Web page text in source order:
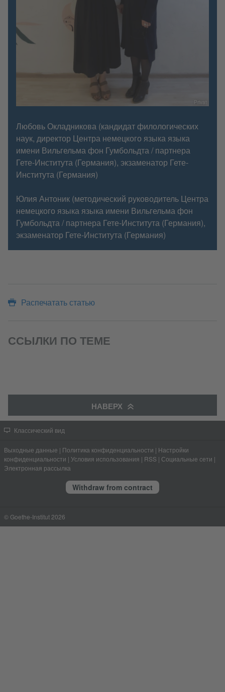
Privat
Любовь Окладникова (кандидат филологических
наук, директор Центра немецкого языка языка
имени Вильгельма фон Гумбольдта / партнера
Гете-Института (Германия), экзаменатор Гете-
Института (Германия)
Юлия Антоник (методический руководитель Центра
немецкого языка языка имени Вильгельма фон
Гумбольдта / партнера Гете-Института (Германия),
экзаменатор Гете-Института (Германия)
Распечатать статью
ССЫЛКИ ПО ТЕМЕ
НАВЕРХ
Классический вид
Выходные данные | Политика конфиденциальности | Настройки
конфиденциальности | Условия использования | RSS | Социальные сети |
Электронная рассылка
Withdraw from contract
© Goethe-Institut 2026